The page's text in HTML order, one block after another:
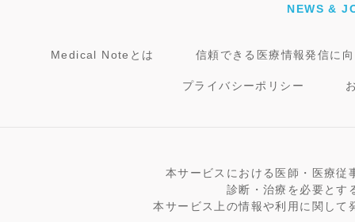
NEWS &
Medical Noteとは 信頼できる医療情報発信に
プライバシーポリシー
本サービスにおける医師・医療従
診断・治療を必要とす
本サービス上の情報や利用に関し